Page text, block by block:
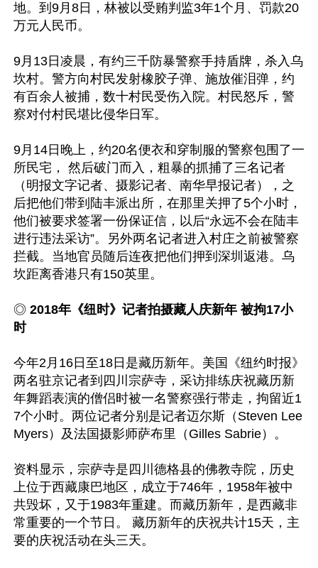
地。到9月8日，林被以受贿判监3年1个月、罚款20
万元人民币。
9月13日凌晨，有约三千防暴警察手持盾牌，杀入乌
坎村。警方向村民发射橡胶子弹、施放催泪弹，约
有百余人被捕，数十村民受伤入院。村民怒斥，警
察对付村民堪比侵华日军。
9月14日晚上，约20名便衣和穿制服的警察包围了一
所民宅， 然后破门而入，粗暴的抓捕了三名记者
（明报文字记者、摄影记者、南华早报记者），之
后把他们带到陆丰派出所，在那里关押了5个小时，
他们被要求签署一份保证信，以后“永远不会在陆丰
进行违法采访”。另外两名记者进入村庄之前被警察
拦截。当地官员随后连夜把他们押到深圳返港。乌
坎距离香港只有150英里。
◎ 2018年《纽时》记者拍摄藏人庆新年 被拘17小
时
今年2月16日至18日是藏历新年。美国《纽约时报》
两名驻京记者到四川宗萨寺，采访排练庆祝藏历新
年舞蹈表演的僧侣时被一名警察强行带走，拘留近1
7个小时。两位记者分别是记者迈尔斯（Steven Lee
Myers）及法国摄影师萨布里（Gilles Sabrie）。
资料显示，宗萨寺是四川德格县的佛教寺院，历史
上位于西藏康巴地区，成立于746年，1958年被中
共毁坏，又于1983年重建。而藏历新年，是西藏非
常重要的一个节日。 藏历新年的庆祝共计15天，主
要的庆祝活动在头三天。